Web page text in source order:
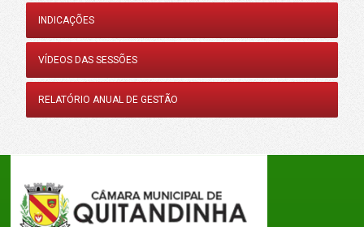
INDICAÇÕES
VÍDEOS DAS SESSÕES
RELATÓRIO ANUAL DE GESTÃO